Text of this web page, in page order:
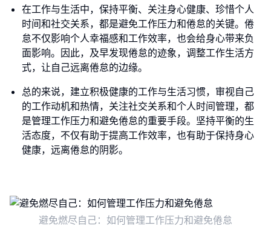
在工作与生活中，保持平衡、关注身心健康、珍惜个人
时间和社交关系，都是避免工作压力和倦怠的关键。倦
怠不仅影响个人幸福感和工作效率，也会给身心带来负
面影响。因此，及早发现倦怠的迹象，调整工作生活方
式，让自己远离倦怠的边缘。
总的来说，建立积极健康的工作与生活习惯，审视自己
的工作动机和热情，关注社交关系和个人时间管理，都
是管理工作压力和避免倦怠的重要手段。坚持平衡的生
活态度，不仅有助于提高工作效率，也有助于保持身心
健康，远离倦怠的阴影。
避免燃尽自己：如何管理工作压力和避免倦怠